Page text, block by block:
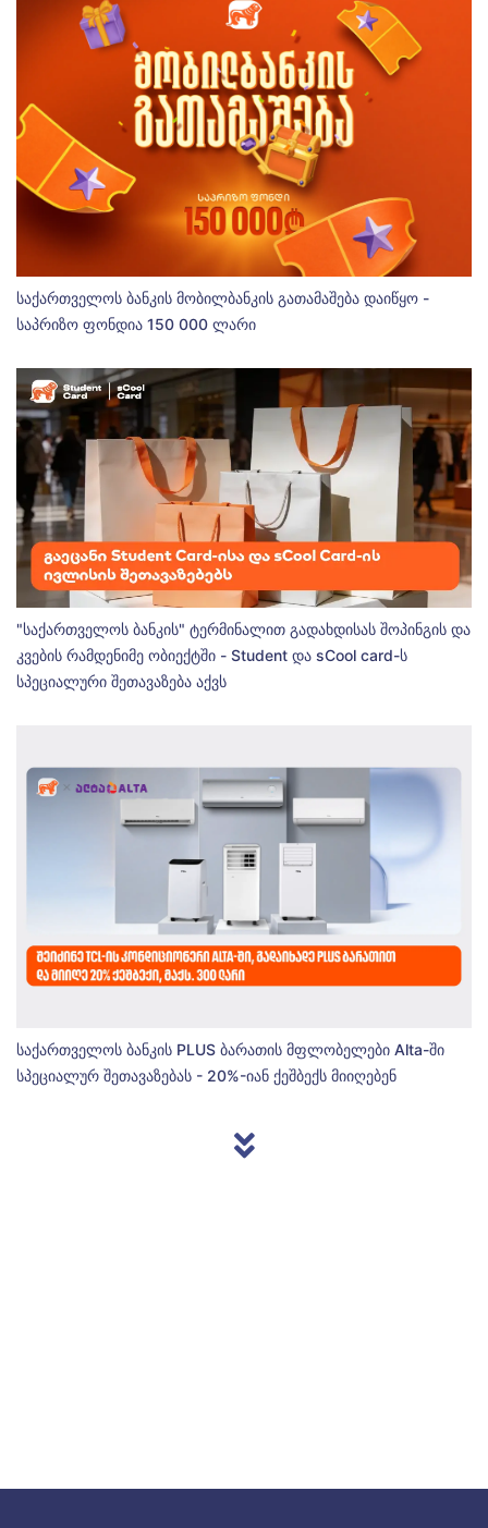
საქართველოს ბანკის მობილბანკის გათამაშება დაიწყო -
საპრიზო ფონდია 150 000 ლარი
"საქართველოს ბანკის" ტერმინალით გადახდისას შოპინგის და
კვების რამდენიმე ობიექტში - Student და sCool card-ს
სპეციალური შეთავაზება აქვს
საქართველოს ბანკის PLUS ბარათის მფლობელები Alta-ში
სპეციალურ შეთავაზებას - 20%-იან ქეშბექს მიიღებენ